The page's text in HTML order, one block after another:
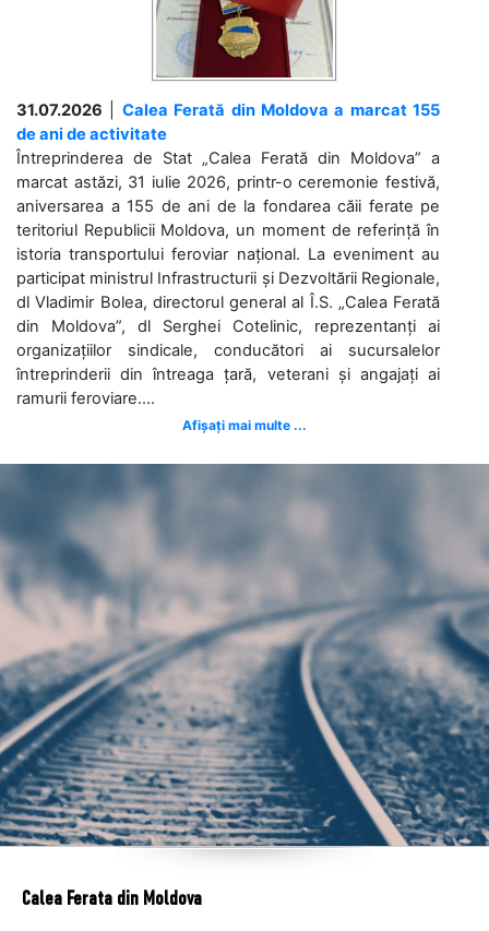
31.07.2026
Calea Ferată din Moldova a marcat 155
de ani de activitate
Întreprinderea de Stat „Calea Ferată din Moldova” a
marcat astăzi, 31 iulie 2026, printr-o ceremonie festivă,
aniversarea a 155 de ani de la fondarea căii ferate pe
teritoriul Republicii Moldova, un moment de referință în
istoria transportului feroviar național. La eveniment au
participat ministrul Infrastructurii și Dezvoltării Regionale,
dl Vladimir Bolea, directorul general al Î.S. „Calea Ferată
din Moldova”, dl Serghei Cotelinic, reprezentanți ai
organizațiilor sindicale, conducători ai sucursalelor
întreprinderii din întreaga țară, veterani și angajați ai
ramurii feroviare....
Afișați mai multe ...
Calea Ferata din Moldova